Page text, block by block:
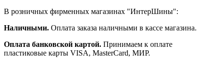
В розничных фирменных магазинах "ИнтерШины":
Наличными. Оплата заказа наличными в кассе магазина.
Оплата банковской картой. Принимаем к оплате
пластиковые карты VISA, MasterCard, МИР.